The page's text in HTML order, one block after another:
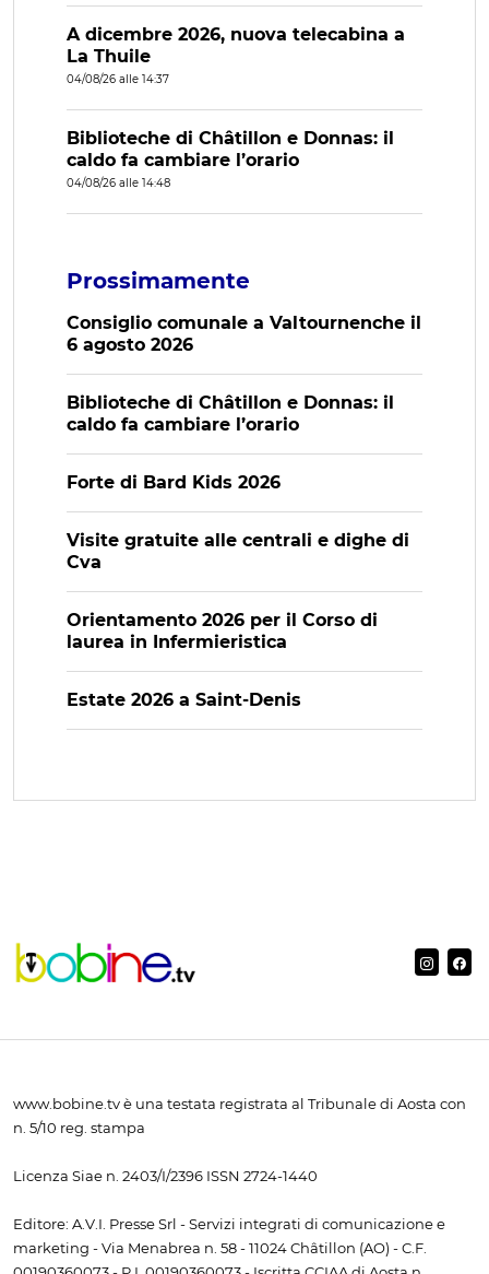
A dicembre 2026, nuova telecabina a
La Thuile
04/08/26 alle 14:37
Biblioteche di Châtillon e Donnas: il
caldo fa cambiare l’orario
04/08/26 alle 14:48
Prossimamente
Consiglio comunale a Valtournenche il
6 agosto 2026
Biblioteche di Châtillon e Donnas: il
caldo fa cambiare l’orario
Forte di Bard Kids 2026
Visite gratuite alle centrali e dighe di
Cva
Orientamento 2026 per il Corso di
laurea in Infermieristica
Estate 2026 a Saint-Denis
www.bobine.tv è una testata registrata al Tribunale di Aosta con
n. 5/10 reg. stampa
Licenza Siae n. 2403/I/2396 ISSN 2724-1440
Editore: A.V.I. Presse Srl - Servizi integrati di comunicazione e
marketing - Via Menabrea n. 58 - 11024 Châtillon (AO) - C.F.